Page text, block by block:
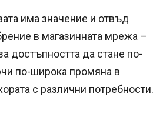
има значение и отвъд
в магазинната мрежа –
достъпността да стане по-
по-широка промяна в
с различни потребности.